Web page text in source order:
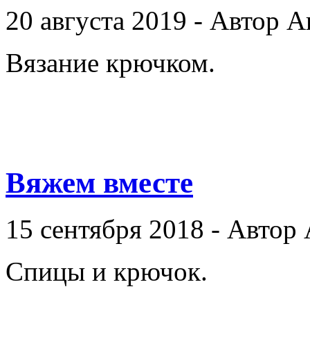
20 августа 2019 - Автор
Вязание крючком.
Вяжем вместе
15 сентября 2018 -
Спицы и крючок.